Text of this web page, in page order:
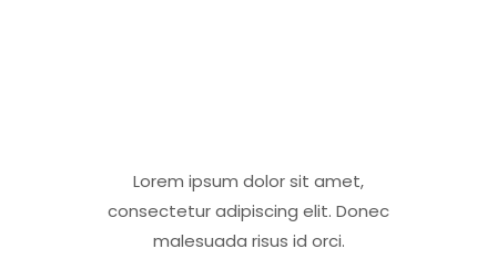
Lorem ipsum dolor sit amet,
consectetur adipiscing elit. Donec
malesuada risus id orci.